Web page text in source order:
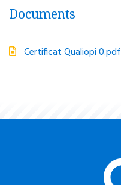
Documents
Certificat Qualiopi 0.pdf